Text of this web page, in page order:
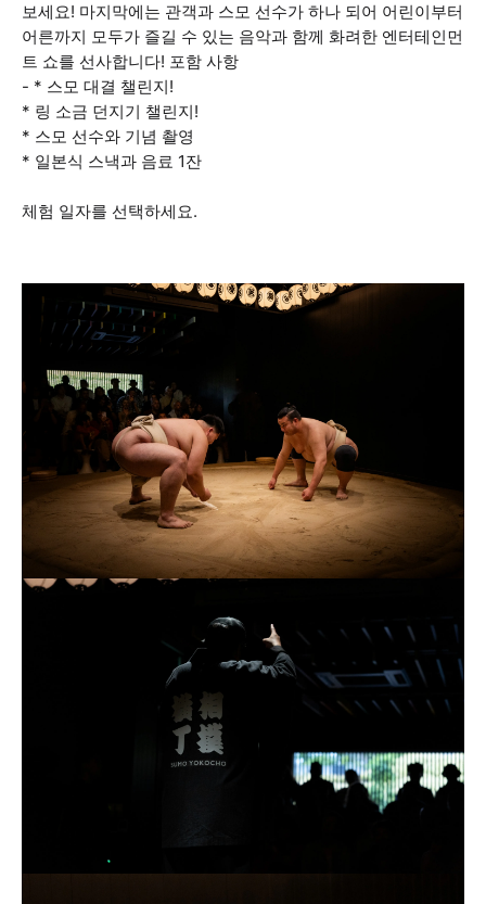
보세요! 마지막에는 관객과 스모 선수가 하나 되어 어린이부터
어른까지 모두가 즐길 수 있는 음악과 함께 화려한 엔터테인먼
트 쇼를 선사합니다! 포함 사항
- * 스모 대결 챌린지!
* 링 소금 던지기 챌린지!
* 스모 선수와 기념 촬영
* 일본식 스낵과 음료 1잔
체험 일자를 선택하세요.